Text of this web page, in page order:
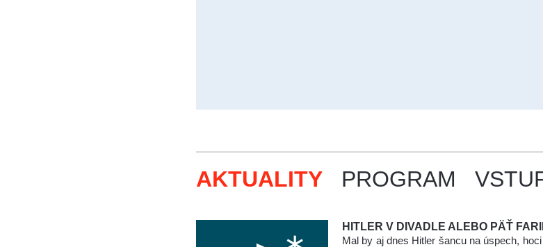
AKTUALITY PROGRAM
HITLER V DIVADLE ALEBO PÄŤ
Mal by aj dnes Hitler šancu na úspech,